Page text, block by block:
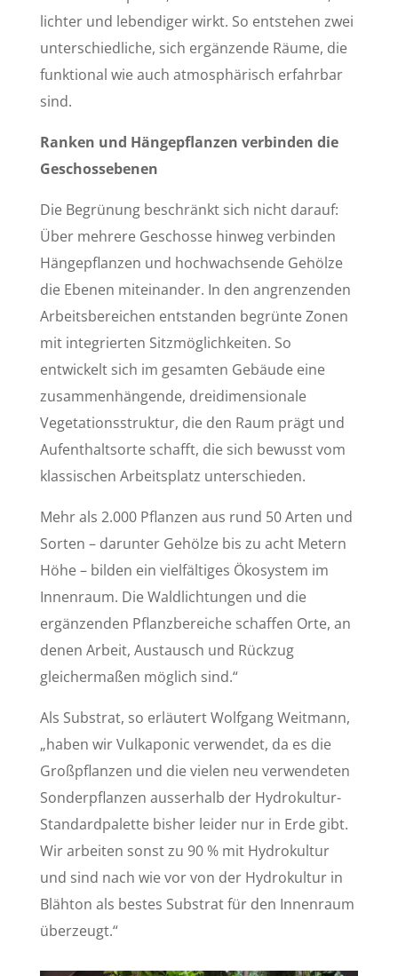
lichter und lebendiger wirkt. So entstehen zwei
unterschiedliche, sich ergänzende Räume, die
funktional wie auch atmosphärisch erfahrbar
sind.
Ranken und Hängepflanzen verbinden die
Geschossebenen
Die Begrünung beschränkt sich nicht darauf:
Über mehrere Geschosse hinweg verbinden
Hängepflanzen und hochwachsende Gehölze
die Ebenen miteinander. In den angrenzenden
Arbeitsbereichen entstanden begrünte Zonen
mit integrierten Sitzmöglichkeiten. So
entwickelt sich im gesamten Gebäude eine
zusammenhängende, dreidimensionale
Vegetationsstruktur, die den Raum prägt und
Aufenthaltsorte schafft, die sich bewusst vom
klassischen Arbeitsplatz unterschieden.
Mehr als 2.000 Pflanzen aus rund 50 Arten und
Sorten – darunter Gehölze bis zu acht Metern
Höhe – bilden ein vielfältiges Ökosystem im
Innenraum. Die Waldlichtungen und die
ergänzenden Pflanzbereiche schaffen Orte, an
denen Arbeit, Austausch und Rückzug
gleichermaßen möglich sind.“
Als Substrat, so erläutert Wolfgang Weitmann,
„haben wir Vulkaponic verwendet, da es die
Großpflanzen und die vielen neu verwendeten
Sonderpflanzen ausserhalb der Hydrokultur-
Standardpalette bisher leider nur in Erde gibt.
Wir arbeiten sonst zu 90 % mit Hydrokultur
und sind nach wie vor von der Hydrokultur in
Blähton als bestes Substrat für den Innenraum
überzeugt.“